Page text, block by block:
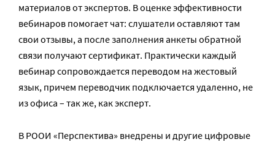
материалов от экспертов. В оценке эффективности
вебинаров помогает чат: слушатели оставляют там
свои отзывы, а после заполнения анкеты обратной
связи получают сертификат. Практически каждый
вебинар сопровождается переводом на жестовый
язык, причем переводчик подключается удаленно, не
из офиса – так же, как эксперт.
В РООИ «Перспектива» внедрены и другие цифровые